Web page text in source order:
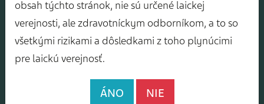
Mám záujem o zasielanie odborného
spravodajcu
obsah týchto stránok, nie sú určené laickej
verejnosti, ale zdravotníckym odborníkom, a to so
všetkými rizikami a dôsledkami z toho plynúcimi
pre laickú verejnosť.
ÁNO NIE